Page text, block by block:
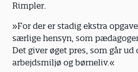
Rimpler.
»For der er stadig ekstra
særlige hensyn, som
Det giver øget pres, som går ud
arbejdsmiljø og børneliv.«